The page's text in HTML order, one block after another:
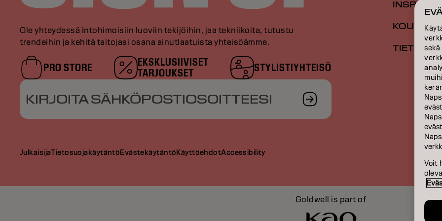
Ole yhteydessä intohimoisiin luoviin tekijöihin, jaa tekniikoita, tutustu
trendeihin ja kehitä taitojasi osana ainutlaatuista yhteisöämme.
PRO STORE
EKSKLUSIIVISET
TARJOUKSET
STYLISTIYHTEISÖ
KIRJOITA SÄHKÖPOSTIOSOITTEESI
TIETOA
JulkaisijaTietosuojakäytäntöEvästekäytäntöKäyttöehdotAccessibility
Goldwell is part of
Voit